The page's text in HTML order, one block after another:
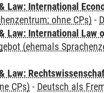
Law: International
ohne CPs) -
Law: International Law
(ehemals
Law:
CPs) - Deutsch als